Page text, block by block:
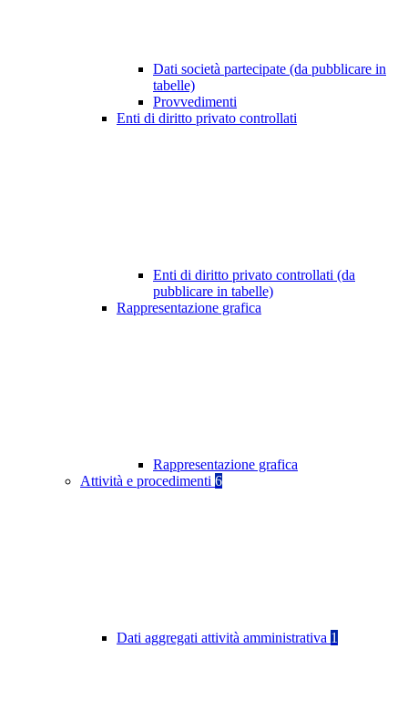
Dati società partecipate (da pubblicare in
tabelle)
Provvedimenti
Enti di diritto privato controllati
Enti di diritto privato controllati (da
pubblicare in tabelle)
Rappresentazione grafica
Rappresentazione grafica
Attività e procedimenti 6
Dati aggregati attività amministrativa 1